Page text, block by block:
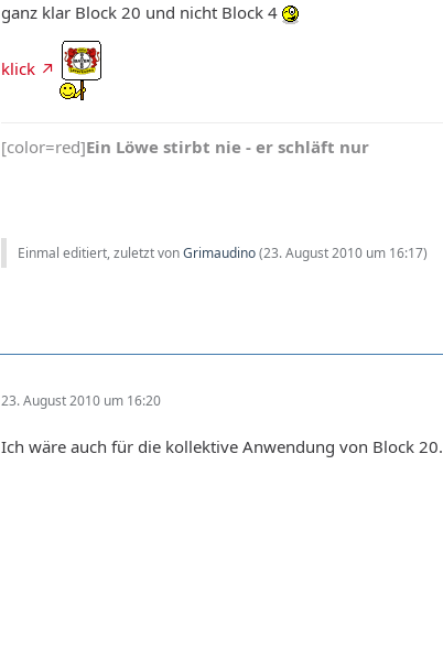
ganz klar Block 20 und nicht Block 4
klick
[color=red]Ein Löwe stirbt nie - er schläft nur
Einmal editiert, zuletzt vonGrimaudino(23. August 2010 um 16:17)
23. August 2010 um 16:20
Ich wäre auch für die kollektive Anwendung von Block 20.